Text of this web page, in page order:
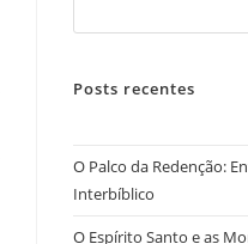
Posts recentes
O Palco da Redenção:
Interbíblico
O Espírito Santo e as